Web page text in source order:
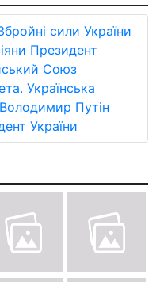
сили України
Президент
Союз
Українська
Володимир Путін
України